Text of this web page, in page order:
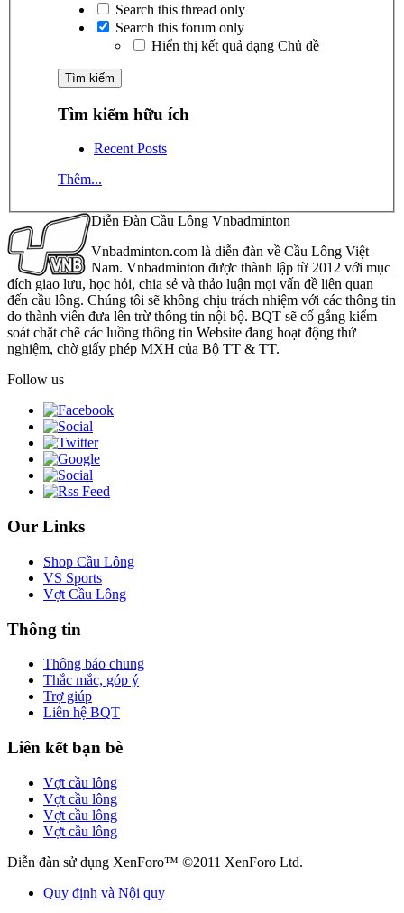
Search this thread only
Search this forum only
Hiển thị kết quả dạng Chủ đề
Tìm kiếm hữu ích
Recent Posts
Thêm...
Diễn Đàn Cầu Lông Vnbadminton
Vnbadminton.com là diễn đàn về Cầu Lông Việt
Nam. Vnbadminton được thành lập từ 2012 với mục
đích giao lưu, học hỏi, chia sẻ và thảo luận mọi vấn đề liên quan
đến cầu lông. Chúng tôi sẽ không chịu trách nhiệm với các thông tin
do thành viên đưa lên trừ thông tin nội bộ. BQT sẽ cố gắng kiểm
soát chặt chẽ các luồng thông tin Website đang hoạt động thử
nghiệm, chờ giấy phép MXH của Bộ TT & TT.
Follow us
Our Links
Shop Cầu Lông
VS Sports
Vợt Cầu Lông
Thông tin
Thông báo chung
Thắc mắc, góp ý
Trợ giúp
Liên hệ BQT
Liên kết bạn bè
Vợt cầu lông
Vợt cầu lông
Vợt cầu lông
Vợt cầu lông
Diễn đàn sử dụng XenForo™ ©2011 XenForo Ltd.
Quy định và Nội quy